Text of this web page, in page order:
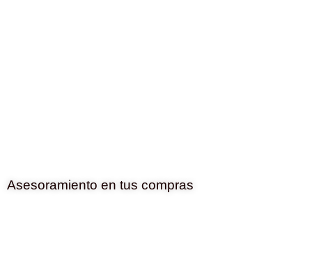
Asesoramiento en tus compras